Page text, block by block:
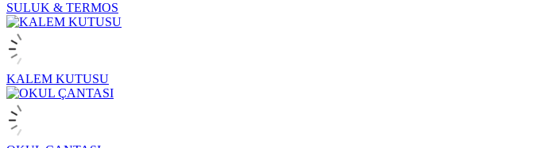
SULUK & TERMOS
KALEM KUTUSU